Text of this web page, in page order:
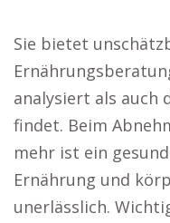
Sie bietet
analysiert als auch
findet. Beim
mehr ist ein
Ernährung und
unerlässlich.